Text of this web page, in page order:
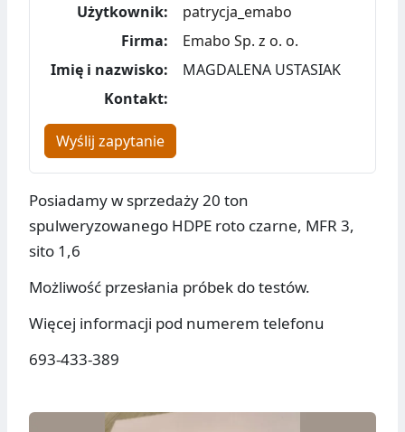
Użytkownik:
patrycja_emabo
Firma:
Emabo Sp. z o. o.
Imię i nazwisko:
MAGDALENA USTASIAK
Kontakt:
Wyślij zapytanie
Posiadamy w sprzedaży 20 ton
spulweryzowanego HDPE roto czarne, MFR 3,
sito 1,6
Możliwość przesłania próbek do testów.
Więcej informacji pod numerem telefonu
693-433-389